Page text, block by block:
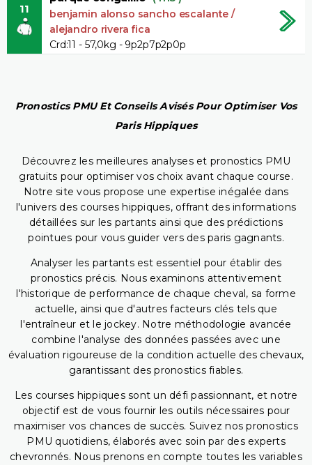
11
benjamin alonso sancho escalante /
alejandro rivera fica
Crd:11 - 57,0kg - 9p2p7p2p0p
Pronostics PMU Et Conseils Avisés Pour Optimiser Vos
Paris Hippiques
Découvrez les meilleures analyses et pronostics PMU
gratuits pour optimiser vos choix avant chaque course.
Notre site vous propose une expertise inégalée dans
l'univers des courses hippiques, offrant des informations
détaillées sur les partants ainsi que des prédictions
pointues pour vous guider vers des paris gagnants.
Analyser les partants est essentiel pour établir des
pronostics précis. Nous examinons attentivement
l'historique de performance de chaque cheval, sa forme
actuelle, ainsi que d'autres facteurs clés tels que
l'entraîneur et le jockey. Notre méthodologie avancée
combine l'analyse des données passées avec une
évaluation rigoureuse de la condition actuelle des chevaux,
garantissant des pronostics fiables.
Les courses hippiques sont un défi passionnant, et notre
objectif est de vous fournir les outils nécessaires pour
maximiser vos chances de succès. Suivez nos pronostics
PMU quotidiens, élaborés avec soin par des experts
chevronnés. Nous prenons en compte toutes les variables